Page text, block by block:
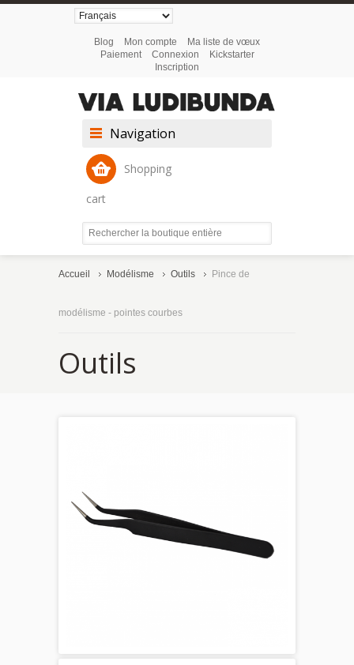
Blog Mon compte
Ma liste de vœux
Paiement
Connexion
Kickstarter
Inscription
Navigation
Shopping
cart
Accueil Modélisme Outils Pince de
modélisme - pointes courbes
Outils